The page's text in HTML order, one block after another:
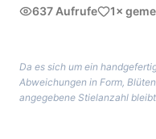
637 Aufrufe 1×
Da es sich um ein
Abweichungen in Form,
angegebene Stielanzahl